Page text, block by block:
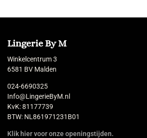
Lingerie By M
Winkelcentrum 3
6581 BV Malden
024-6690325
Info@LingerieByM.nl
KvK: 81177739
BTW: NL861971231B01
Klik hier voor onze openingstijden.